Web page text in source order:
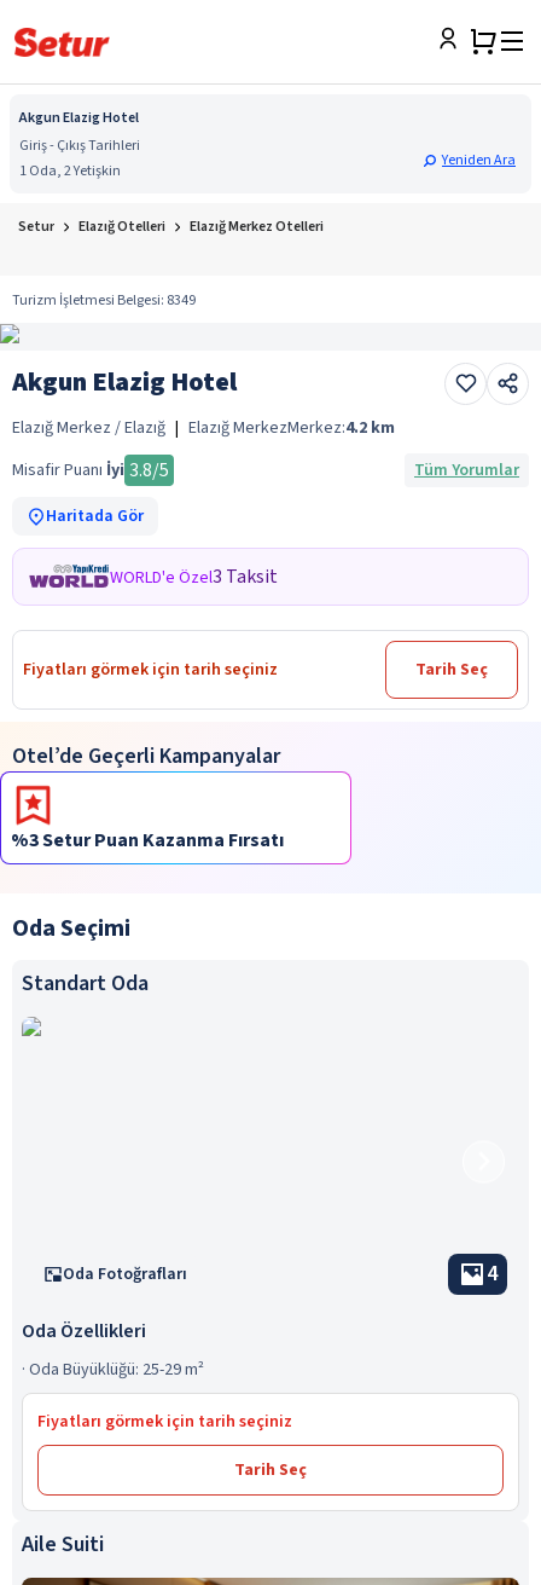
Akgun Elazig Hotel
Giriş - Çıkış Tarihleri
1 Oda, 2 Yetişkin
Yeniden Ara
Setur Elazığ Otelleri Elazığ Merkez Otelleri
Turizm İşletmesi Belgesi: 8349
Akgun Elazig Hotel
Elazığ Merkez / Elazığ | Elazığ MerkezMerkez:4.2 km
Misafir Puanı İyi 3.8/5
Tüm Yorumlar
Haritada Gör
WORLD'e Özel3 Taksit
Fiyatları görmek için tarih seçiniz Tarih Seç
Otel’de Geçerli Kampanyalar
%3 Setur Puan Kazanma Fırsatı
Oda Seçimi
Standart Oda
Oda Fotoğrafları 4
Oda Özellikleri
· Oda Büyüklüğü: 25-29 m²
Fiyatları görmek için tarih seçiniz
Tarih Seç
Aile Suiti